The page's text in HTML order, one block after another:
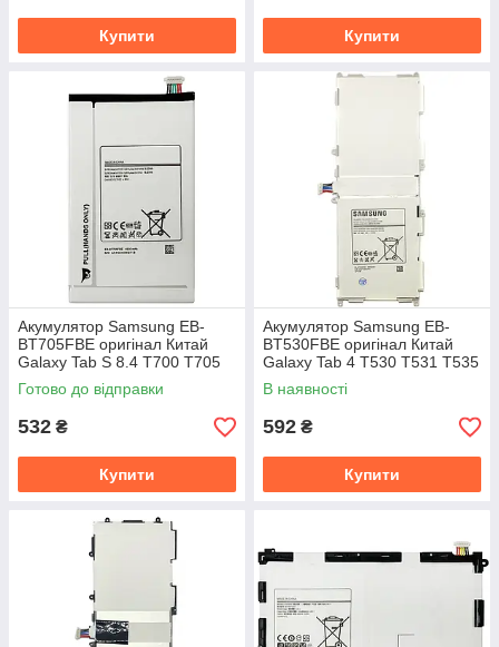
Купити Купити
Акумулятор Samsung EB-
BT705FBE оригінал Китай
Galaxy Tab S 8.4 T700 T705
4900 mAh
Готово до відправки
532 ₴
Купити
Акумулятор Samsung EB-
BT530FBE оригінал Китай
Galaxy Tab 4 T530 T531 T535
6800mAh
В наявності
592 ₴
Купити